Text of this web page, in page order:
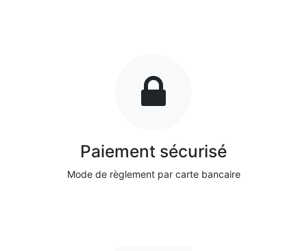
Paiement sécurisé
Mode de règlement par carte bancaire